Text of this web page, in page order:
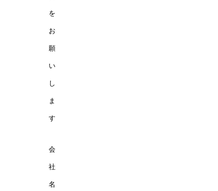
を
お
願
い
し
ま
す
会
社
名